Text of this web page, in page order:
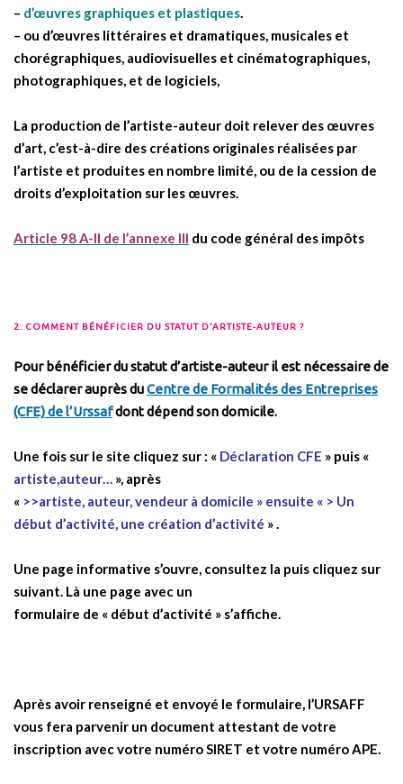
– d’œuvres graphiques et plastiques.
– ou d’œuvres littéraires et dramatiques, musicales et
chorégraphiques, audiovisuelles et cinématographiques,
photographiques, et de logiciels,
La production de l’artiste-auteur doit relever des œuvres
d’art, c’est-à-dire des créations originales réalisées par
l’artiste et produites en nombre limité, ou de la cession de
droits d’exploitation sur les œuvres.
Article 98 A-II de l’annexe III du code général des impôts
2. COMMENT BÉNÉFICIER DU STATUT D’ARTISTE-AUTEUR ?
Pour bénéficier du statut d’artiste-auteur il est nécessaire de
se déclarer auprès duCentre de Formalités des Entreprises
(CFE) de l’Urssafdont dépend son domicile.
Une fois sur le site cliquez sur : « Déclaration CFE » puis «
artiste,auteur… », après
« >>artiste, auteur, vendeur à domicile » ensuite « > Un
début d’activité, une création d’activité » .
Une page informative s’ouvre, consultez la puis cliquez sur
suivant. Là une page avec un
formulaire de « début d’activité » s’affiche.
Après avoir renseigné et envoyé le formulaire, l’URSAFF
vous fera parvenir un document attestant de votre
inscription avec votre numéro SIRET et votre numéro APE.